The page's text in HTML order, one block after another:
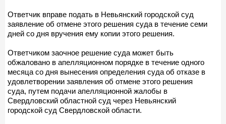
Ответчик вправе подать в Невьянский городской суд
заявление об отмене этого решения суда в течение семи
дней со дня вручения ему копии этого решения.
Ответчиком заочное решение суда может быть
обжаловано в апелляционном порядке в течение одного
месяца со дня вынесения определения суда об отказе в
удовлетворении заявления об отмене этого решения
суда, путем подачи апелляционной жалобы в
Свердловский областной суд через Невьянский
городской суд Свердловской области.